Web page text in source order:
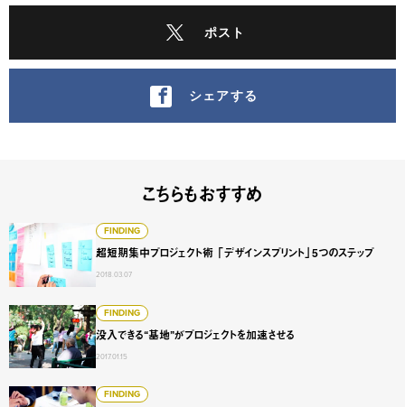
ポスト
シェアする
こちらもおすすめ
FINDING
超短期集中プロジェクト術 「デザインスプリント」5つのステップ
2018.03.07
超短期集中プロジェクト術 「デザインスプリント」5つのス
FINDING
没入できる“基地”がプロジェクトを加速させる
2017.01.15
没入できる“基地”がプロジェクトを加速させる
FINDING
制作現場からグレーゾーンをなくすためのプロジェクトマネ